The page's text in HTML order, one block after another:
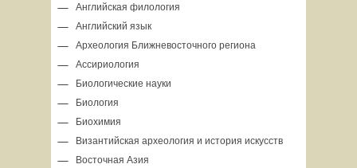
Английская филология
Английский язык
Археология Ближневосточного региона
Ассириология
Биологические науки
Биология
Биохимия
Византийская археология и история искусств
Восточная Азия